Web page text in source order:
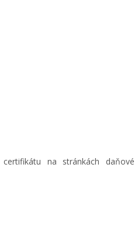
na stránkách daňové